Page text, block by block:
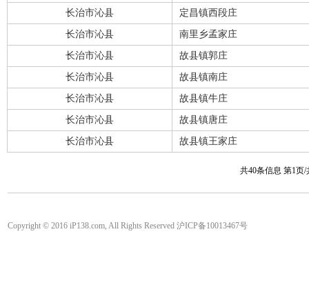
长治市沁县 定昌镇西段庄
长治市沁县 南里乡孟家庄
长治市沁县 故县镇郭庄
长治市沁县 故县镇南庄
长治市沁县 故县镇牛庄
长治市沁县 故县镇唐庄
长治市沁县 故县镇王家庄
共40条信息 第1页
Copyright © 2016 iP138.com, All Rights Reserved 沪ICP备10013467号